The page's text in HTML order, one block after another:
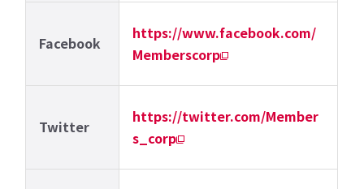
Facebook
https://www.facebook.com/
Memberscorp
Twitter
https://twitter.com/Member
s_corp